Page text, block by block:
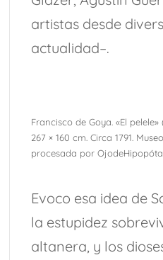
artistas desde
actualidad–.
Francisco de Goya. «El
267 × 160 cm. Circa 1791.
procesada por
Evoco esa idea de
la estupidez
altanera, y los